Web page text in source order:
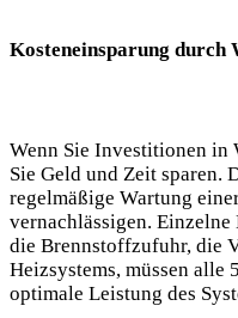
Kosteneinsparung durch
Wenn Sie Investitionen in
Sie Geld und Zeit sparen.
regelmäßige Wartung
vernachlässigen.
die Brennstoffzufuhr, die
Heizsystems, müssen alle
optimale Leistung des